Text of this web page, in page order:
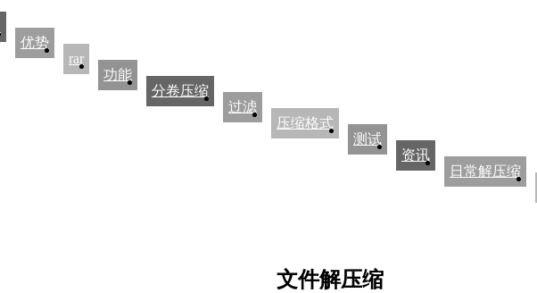
优势
rar
功能
分卷压缩
过滤
压缩格式
测试
资讯
日常解压缩
文件解压缩